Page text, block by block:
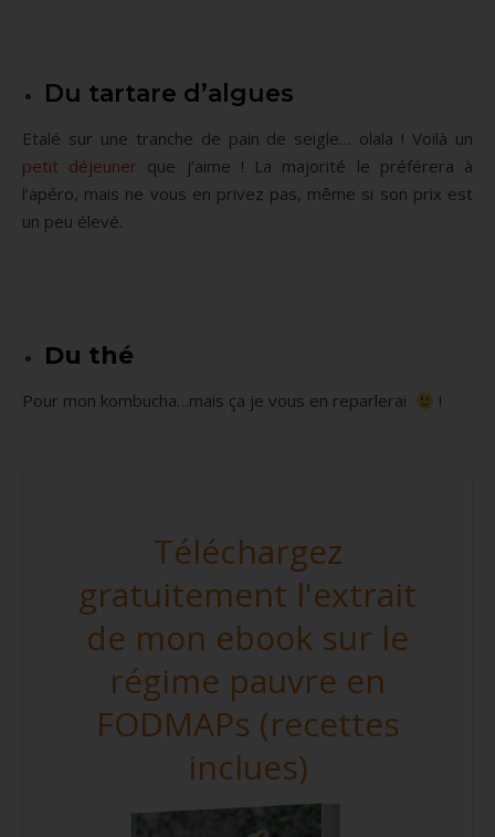
Du tartare d’algues
Etalé sur une tranche de pain de seigle… olala ! Voilà un
petit déjeuner que j’aime ! La majorité le préférera à
l’apéro, mais ne vous en privez pas, même si son prix est
un peu élevé.
Du thé
Pour mon kombucha…mais ça je vous en reparlerai !
Téléchargez
gratuitement l'extrait
de mon ebook sur le
régime pauvre en
FODMAPs (recettes
inclues)